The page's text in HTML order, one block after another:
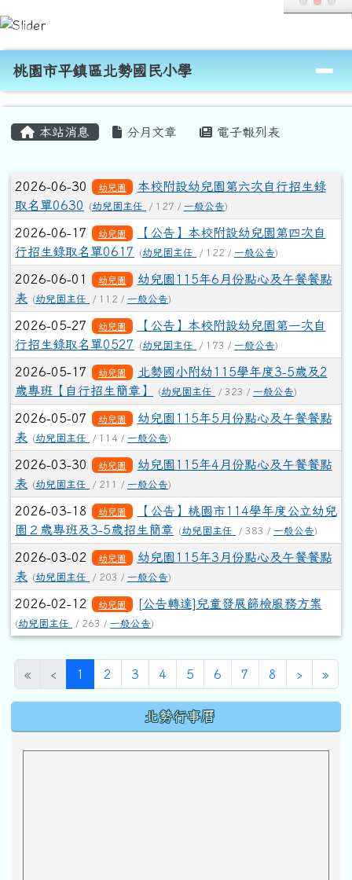
跳至主內容區
桃園市平鎮區北勢國民小學
導覽列
桃園市平鎮區北勢國民小學
本站消息 分月文章 電子報列表
文章列表
2026-06-30 幼兒園
本校附設幼兒園第六次自行招生錄
取名單0630
(幼兒園主任 / 127 / 一般公告)
2026-06-17 幼兒園
【公告】本校附設幼兒園第四次自
行招生錄取名單0617
(幼兒園主任 / 122 / 一般公告)
2026-06-01 幼兒園
幼兒園115年6月份點心及午餐餐點
表
(幼兒園主任 / 112 / 一般公告)
2026-05-27 幼兒園
【公告】本校附設幼兒園第一次自
行招生錄取名單0527
(幼兒園主任 / 173 / 一般公告)
2026-05-17 幼兒園
北勢國小附幼115學年度3-5歲及2
歲專班【自行招生簡章】
(幼兒園主任 / 323 / 一般公告)
2026-05-07 幼兒園
幼兒園115年5月份點心及午餐餐點
表
(幼兒園主任 / 114 / 一般公告)
2026-03-30 幼兒園
幼兒園115年4月份點心及午餐餐點
表
(幼兒園主任 / 211 / 一般公告)
2026-03-18 幼兒園
【公告】桃園市114學年度公立幼兒
園２歲專班及3-5歲招生簡章
(幼兒園主任 / 383 / 一般公告)
2026-03-02 幼兒園
幼兒園115年3月份點心及午餐餐點
表
(幼兒園主任 / 203 / 一般公告)
2026-02-12 幼兒園 [公告轉達]兒童發展篩檢服務方案
(幼兒園主任 / 263 / 一般公告)
« ‹ 1 (目前頁次)
2 3 4 5 6 7 8 ›下一頁
»最
北勢行事曆